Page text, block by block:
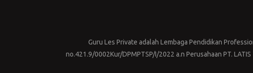
Guru Les Private adalah Lembaga Pendidikan
no.421.9/0002Kur/DPMPTSP/I/2022 a.n Perusahaan PT.